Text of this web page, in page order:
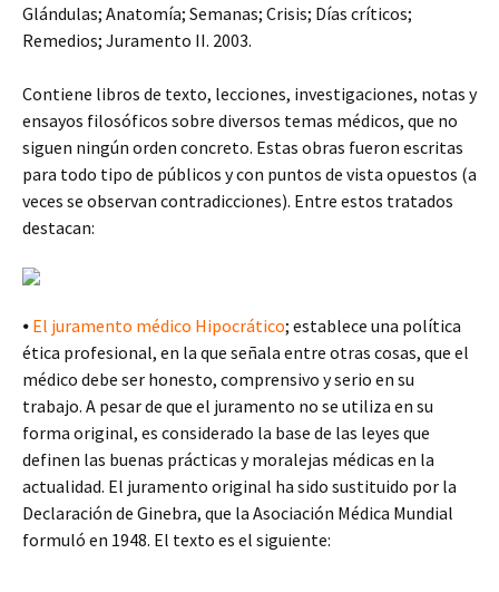
Glándulas; Anatomía; Semanas; Crisis; Días críticos;
Remedios; Juramento II. 2003.
Contiene libros de texto, lecciones, investigaciones, notas y
ensayos filosóficos sobre diversos temas médicos, que no
siguen ningún orden concreto. Estas obras fueron escritas
para todo tipo de públicos y con puntos de vista opuestos (a
veces se observan contradicciones). Entre estos tratados
destacan:
⦁ El juramento médico Hipocrático; establece una política
ética profesional, en la que señala entre otras cosas, que el
médico debe ser honesto, comprensivo y serio en su
trabajo. A pesar de que el juramento no se utiliza en su
forma original, es considerado la base de las leyes que
definen las buenas prácticas y moralejas médicas en la
actualidad. El juramento original ha sido sustituido por la
Declaración de Ginebra, que la Asociación Médica Mundial
formuló en 1948. El texto es el siguiente: